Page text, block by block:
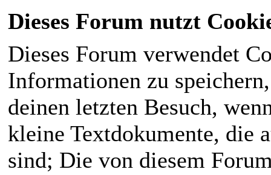
Dieses Forum nutzt
Dieses Forum verwendet
Informationen zu
deinen letzten Besuch,
kleine Textdokumente, die
sind; Die von diesem